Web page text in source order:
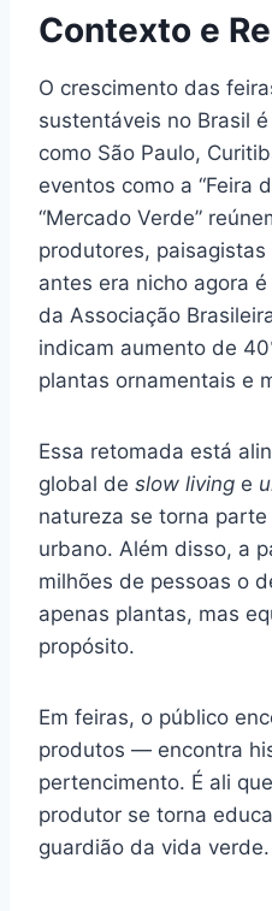
Contexto e
O crescimento das
sustentáveis no Brasil
como São Paulo,
eventos como a “Feira
“Mercado Verde”
produtores,
antes era nicho agora
da Associação
indicam aumento de
plantas ornamentais e
Essa retomada está
global de slow living e
natureza se torna
urbano. Além disso, a
milhões de pessoas o
apenas plantas, mas
propósito.
Em feiras, o público
produtos — encontra
pertencimento. É ali
produtor se torna
guardião da vida verde.